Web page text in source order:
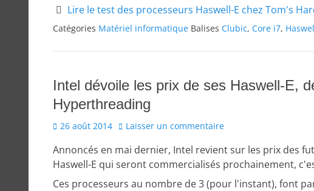
Lire le test des processeurs Haswell-E chez Tom's
Catégories Matériel informatique Balises Clubic, Core i7,
Intel dévoile les prix de ses Haswell-E,
Hyperthreading
Posted
26 août 2014 Laisser un commentaire
Annoncés en mai dernier, Intel revient sur les prix des
Haswell-E qui seront commercialisés prochainement,
Ces processeurs au nombre de 3 (pour l'instant), font